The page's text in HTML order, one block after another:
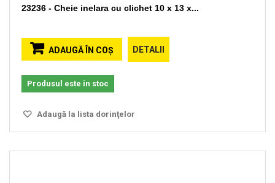
23236 - Cheie inelara cu clichet 10 x 13 x...
ADAUGĂ ÎN COŞ DETALII
Produsul este in stoc
Adaugă la lista dorinţelor